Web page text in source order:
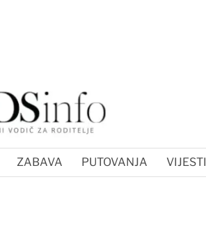
ZABAVA PUTOVANJA VIJESTI